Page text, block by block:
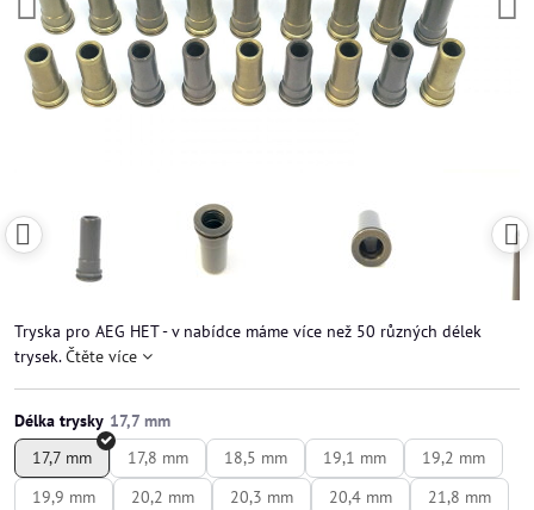
Tryska pro AEG HET - v nabídce máme více než 50 různých délek
trysek.Čtěte více
Délka trysky
17,7 mm
17,8 mm 18,5 mm 19,1 mm
19,2 mm
19,9 mm
20,2 mm 20,3 mm 20,4 mm
21,8 mm